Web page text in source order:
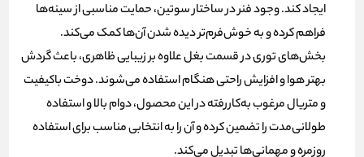
ایجاد کند. وجود فنر در ساختار سوتین، حمایت مناسبی از سینه‌ها
فراهم کرده و به خوش‌فرم‌تر دیده شدن آن‌ها کمک می‌کند.
بخش‌های توری در قسمت بغل علاوه بر زیبایی ظاهری، باعث گردش
بهتر هوا و افزایش راحتی هنگام استفاده می‌شوند. دوخت باکیفیت
و متریال مرغوب به‌کاررفته در این محصول، دوام بالا و استفاده
طولانی‌مدت را تضمین کرده و آن را به انتخابی مناسب برای استفاده
روزمره و مهمانی‌ها تبدیل می‌کند.